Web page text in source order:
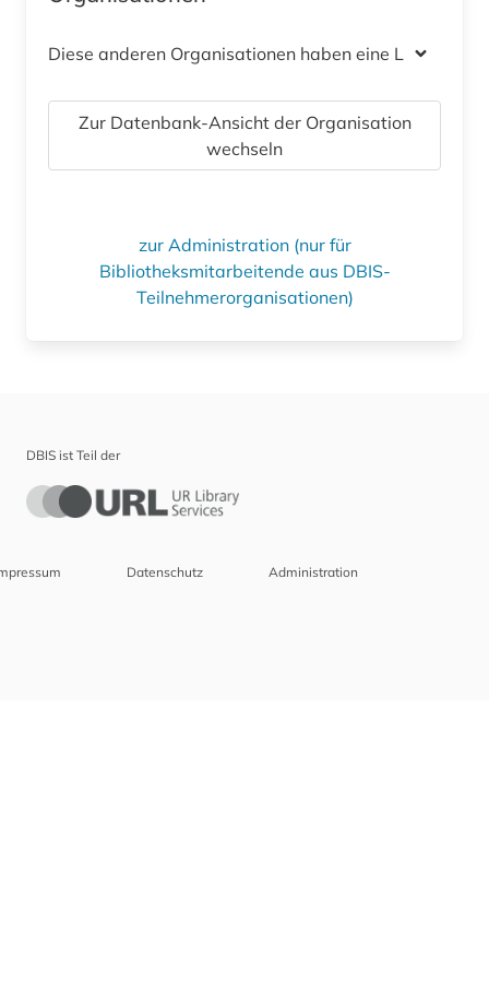
Diese anderen Organisationen haben eine Lizenz
Zur Datenbank-Ansicht der Organisation
wechseln
zur Administration (nur für
Bibliotheksmitarbeitende aus DBIS-
Teilnehmerorganisationen)
DBIS ist Teil der
Datenschutz Administration